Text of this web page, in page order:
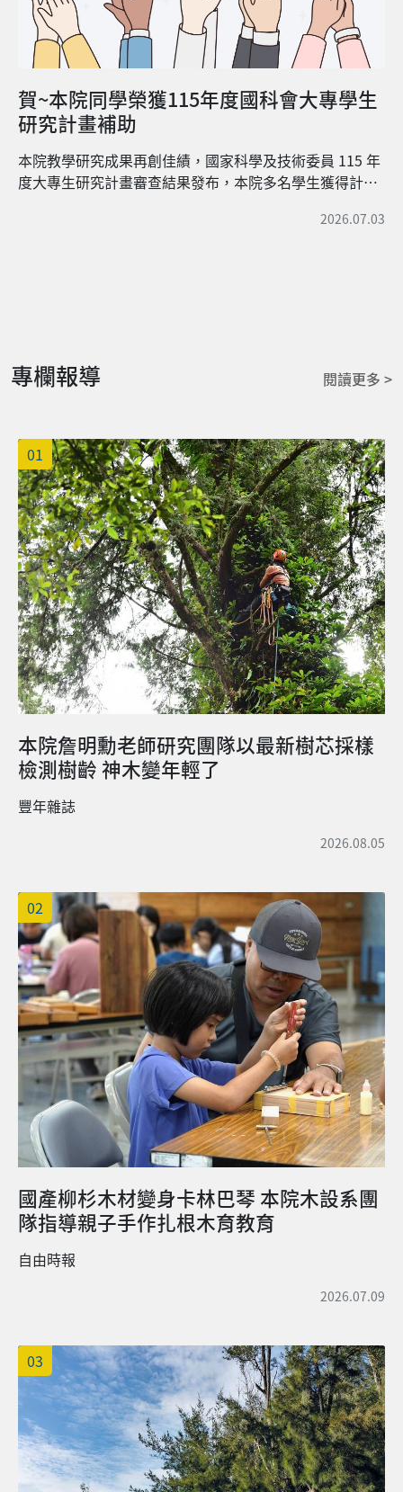
賀~本院同學榮獲115年度國科會大專學生
研究計畫補助
本院教學研究成果再創佳績，國家科學及技術委員 115 年
度大專生研究計畫審查結果發布，本院多名學生獲得計畫
師：羅靜琪） 陳芃伶同學（指導老師：江一蘆） 動科系2026.07.03
專欄報導 閱讀更多 >
01
本院詹明勳老師研究團隊以最新樹芯採樣
檢測樹齡 神木變年輕了
豐年雜誌
2026.08.05
02
國產柳杉木材變身卡林巴琴 本院木設系團
隊指導親子手作扎根木育教育
自由時報
2026.07.09
03